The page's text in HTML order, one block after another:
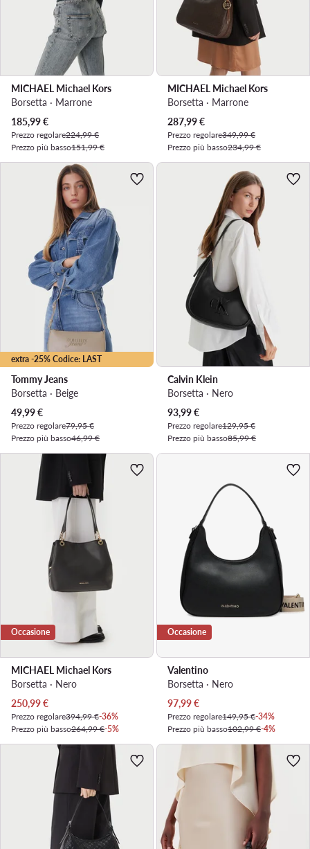
MICHAEL Michael Kors
Borsetta · Marrone
Prezzo attuale
185,99€
Prezzo regolare224,99 €
Prezzo più basso151,99 €
MICHAEL Michael Kors
Borsetta · Marrone
Prezzo attuale
287,99€
Prezzo regolare349,99 €
Prezzo più basso234,99 €
extra -25% Codice: LAST
Tommy Jeans
Borsetta · Beige
Prezzo attuale
49,99€
Prezzo regolare79,95 €
Prezzo più basso46,99 €
Calvin Klein
Borsetta · Nero
Prezzo attuale
93,99€
Prezzo regolare129,95 €
Prezzo più basso85,99 €
Occasione
MICHAEL Michael Kors
Borsetta · Nero
Prezzo attuale
250,99€
Prezzo regolare394,99 €-36%
Prezzo più basso264,99 €-5%
Occasione
Valentino
Borsetta · Nero
Prezzo attuale
97,99€
Prezzo regolare149,95 €-34%
Prezzo più basso102,99 €-4%